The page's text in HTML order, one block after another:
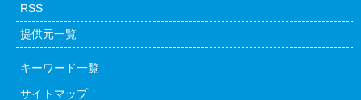
RSS
提供元一覧
キーワード一覧
サイトマップ